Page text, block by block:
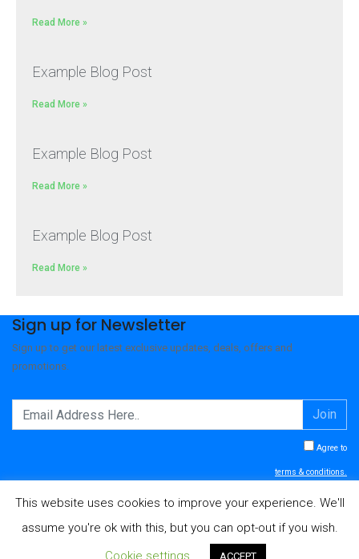
Read More »
Example Blog Post
Read More »
Example Blog Post
Read More »
Example Blog Post
Read More »
Sign up for Newsletter
Sign up to get our latest exclusive updates, deals, offers and
promotions.
Join
Agree to
terms & conditions.
© 2026 - NOLEGGIO BAGNI VERONA
This website uses cookies to improve your experience. We'll
assume you're ok with this, but you can opt-out if you wish.
Cookie settings
ACCEPT